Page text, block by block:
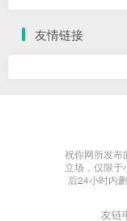
友情链接
祝你网所发布
立场，仅限于
后24小时内
友链